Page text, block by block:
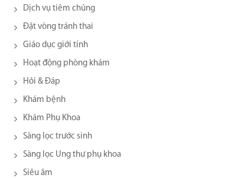
Dịch vụ tiêm chủng
Đặt vòng tránh thai
Giáo dục giới tính
Hoạt động phòng khám
Hỏi & Đáp
Khám bệnh
Khám Phụ Khoa
Sàng lọc trước sinh
Sàng lọc Ung thư phụ khoa
Siêu âm